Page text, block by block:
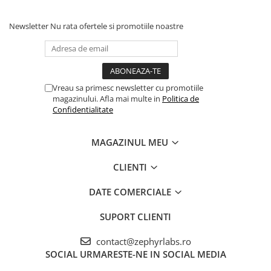
Cereți sfatul medicului în cazul în care uscăciunea persistă.
Newsletter Nu rata ofertele si promotiile noastre
Vreau sa primesc newsletter cu promotiile
magazinului. Afla mai multe in Politica de
Confidentialitate
MAGAZINUL MEU
CLIENTI
DATE COMERCIALE
SUPORT CLIENTI
contact@zephyrlabs.ro
SOCIAL URMARESTE-NE IN SOCIAL MEDIA